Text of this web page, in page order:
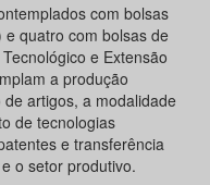
com bolsas
quatro com bolsas de
e Extensão
a produção
artigos, a modalidade
de tecnologias
e transferência
o setor produtivo.